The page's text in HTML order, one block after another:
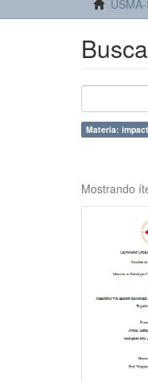
Materia:
Mostrando